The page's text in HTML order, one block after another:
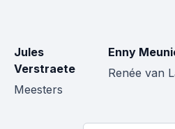
Jules
Verstraete
Meesters
Enny
Renée van